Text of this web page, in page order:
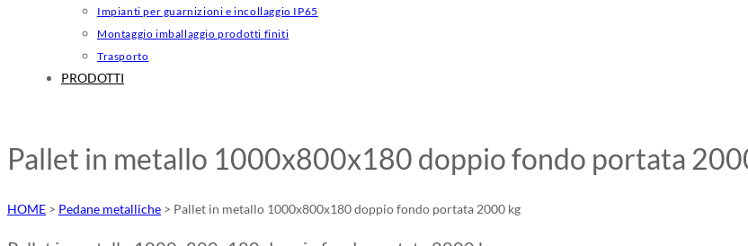
Impianti per guarnizioni e incollaggio IP65
Montaggio imballaggio prodotti finiti
Trasporto
PRODOTTI
Pallet in metallo 1000x800x180 doppio fondo portata
HOME > Pedane metalliche > Pallet in metallo 1000x800x180 doppio fondo portata 2000 kg